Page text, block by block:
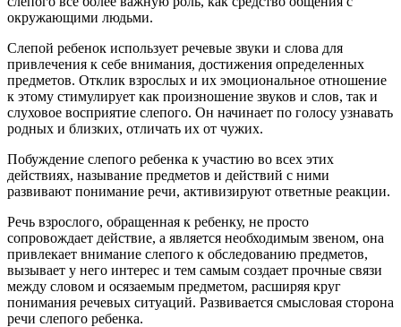
окружающими людьми.
Слепой ребенок использует речевые звуки и слова для
привлечения к себе внимания, достижения определенных
предметов. Отклик взрослых и их эмоциональное отношение
к этому стимулирует как произношение звуков и слов, так и
слуховое восприятие слепого. Он начинает по голосу узнавать
родных и близких, отличать их от чужих.
Побуждение слепого ребенка к участию во всех этих
действиях, называние предметов и действий с ними
развивают понимание речи, активизируют ответные реакции.
Речь взрослого, обращенная к ребенку, не просто
сопровождает действие, а является необходимым звеном, она
привлекает внимание слепого к обследованию предметов,
вызывает у него интерес и тем самым создает прочные связи
между словом и осязаемым предметом, расширяя круг
понимания речевых ситуаций. Развивается смысловая сторона
речи слепого ребенка.